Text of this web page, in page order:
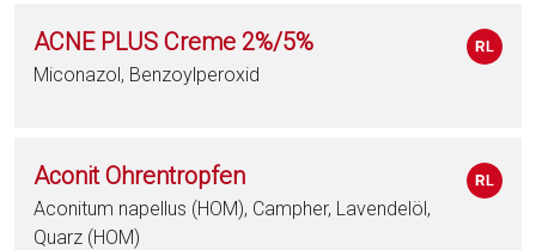
ACNE PLUS Creme 2%/5%
Miconazol, Benzoylperoxid
Aconit Ohrentropfen
Aconitum napellus (HOM), Campher, Lavendelöl,
Quarz (HOM)